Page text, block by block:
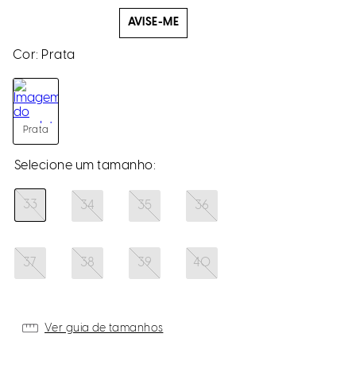
AVISE-ME
Cor: Prata
Prata
33 34 35 36
37 38 39 40
Ver guia de tamanhos